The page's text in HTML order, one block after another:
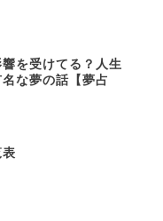
を受けてる？人生
な夢の話【夢占